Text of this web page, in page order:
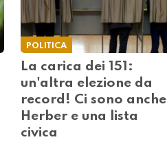
POLITICA
La carica dei 151:
un'altra elezione da
record! Ci sono anche
Herber e una lista
civica